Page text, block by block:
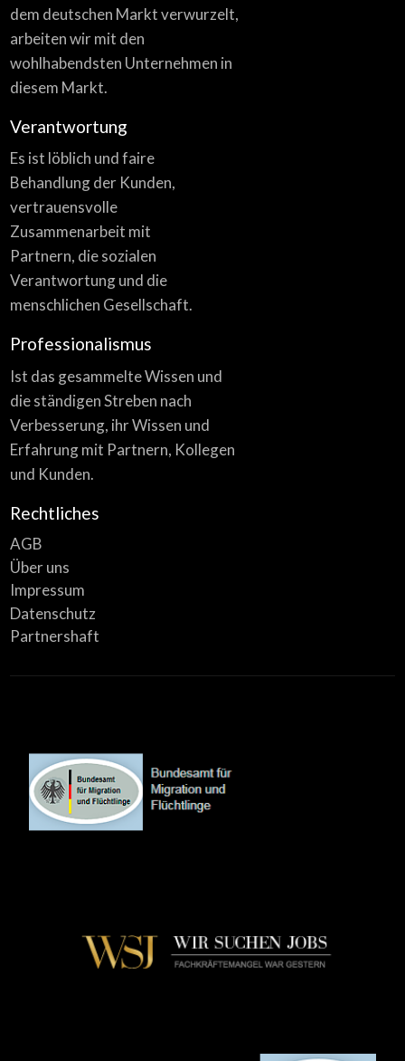
dem deutschen Markt verwurzelt,
arbeiten wir mit den
wohlhabendsten Unternehmen in
diesem Markt.
Verantwortung
Es ist löblich und faire
Behandlung der Kunden,
vertrauensvolle
Zusammenarbeit mit
Partnern, die sozialen
Verantwortung und die
menschlichen Gesellschaft.
Professionalismus
Ist das gesammelte Wissen und
die ständigen Streben nach
Verbesserung, ihr Wissen und
Erfahrung mit Partnern, Kollegen
und Kunden.
Rechtliches
AGB
Über uns
Impressum
Datenschutz
Partnershaft